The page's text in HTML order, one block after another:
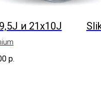
и 21x10J
р.